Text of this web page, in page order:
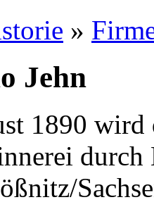
»
Jehn
1890 wird